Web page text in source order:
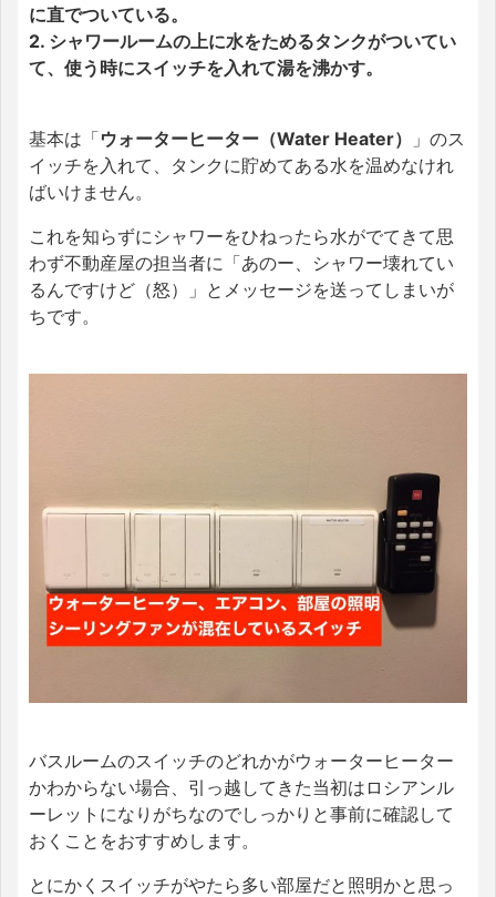
に直でついている。
2. シャワールームの上に水をためるタンクがついてい
て、使う時にスイッチを入れて湯を沸かす。
基本は「ウォーターヒーター（Water Heater）
」のス
イッチを入れて、タンクに貯めてある水を温めなけれ
ばいけません。
これを知らずにシャワーをひねったら水がでてきて思
わず不動産屋の担当者に「あのー、シャワー壊れてい
るんですけど（怒）」とメッセージを送ってしまいが
ちです。
バスルームのスイッチのどれかがウォーターヒーター
かわからない場合、引っ越してきた当初はロシアンル
ーレットになりがちなのでしっかりと事前に確認して
おくことをおすすめします。
とにかくスイッチがやたら多い部屋だと照明かと思っ